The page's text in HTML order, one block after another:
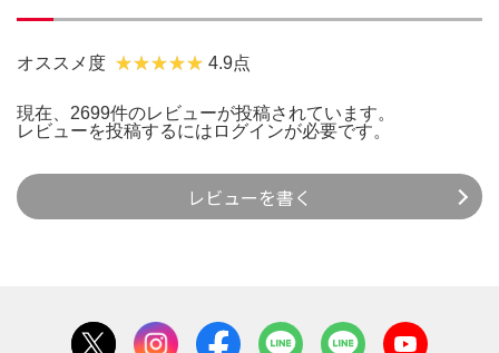
オススメ度 4.9点
現在、2699件のレビューが投稿されています。
レビューを投稿するには ログインが必要です。
レビューを書く